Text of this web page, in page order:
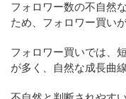
フォロワー数の不自然
ため、フォロワー買い
フォロワー買いでは、
が多く、自然な成長曲